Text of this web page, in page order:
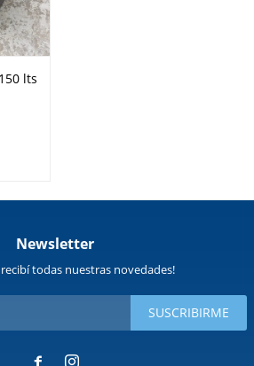
lts
Newsletter
recibí todas nuestras novedades!
SUSCRIBIRME
 